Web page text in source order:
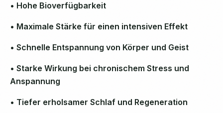
• Hohe Bioverfügbarkeit
• Maximale Stärke für einen intensiven Effekt
• Schnelle Entspannung von Körper und Geist
• Starke Wirkung bei chronischem Stress und
Anspannung
• Tiefer erholsamer Schlaf und Regeneration